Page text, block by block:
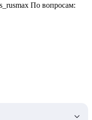
По вопросам: